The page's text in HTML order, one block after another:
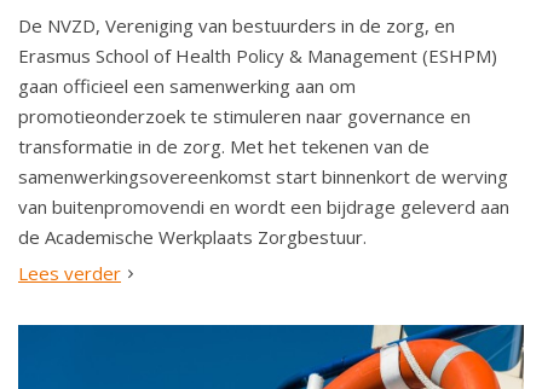
De NVZD, Vereniging van bestuurders in de zorg, en
Erasmus School of Health Policy & Management (ESHPM)
gaan officieel een samenwerking aan om
promotieonderzoek te stimuleren naar governance en
transformatie in de zorg. Met het tekenen van de
samenwerkingsovereenkomst start binnenkort de werving
van buitenpromovendi en wordt een bijdrage geleverd aan
de Academische Werkplaats Zorgbestuur.
Lees verder